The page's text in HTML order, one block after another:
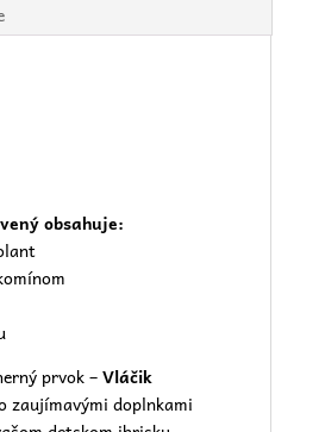
obsahuje:
prvok –Vláčik
zaujímavými doplnkami